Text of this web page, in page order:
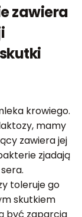
zawiera
krowiego.
mamy
zawiera jej
zjadają
toleruje go
skutkiem